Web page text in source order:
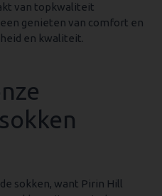
van topkwaliteit
genieten van comfort en
en kwaliteit.
sokken, want Pirin Hill